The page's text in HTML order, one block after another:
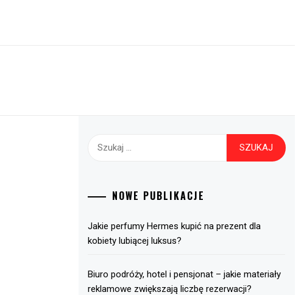
Szukaj:
NOWE PUBLIKACJE
Jakie perfumy Hermes kupić na prezent dla
kobiety lubiącej luksus?
Biuro podróży, hotel i pensjonat – jakie materiały
reklamowe zwiększają liczbę rezerwacji?